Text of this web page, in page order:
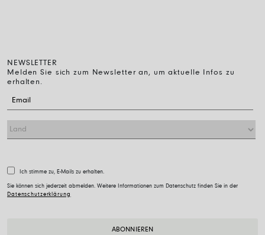
NEWSLETTER
Melden Sie sich zum Newsletter an, um aktuelle Infos zu
erhalten.
Ich stimme zu, E-Mails zu erhalten.
Sie können sich jederzeit abmelden. Weitere Informationen zum Datenschutz finden Sie in der
Datenschutzerklärung